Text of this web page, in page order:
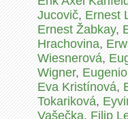
Jucovič,Ernest
Ernest Žabkay,
Hrachovina,
Wiesnerová,
Wigner,
Eva Kristínová,
Tokariková,
Vašečka,Filip